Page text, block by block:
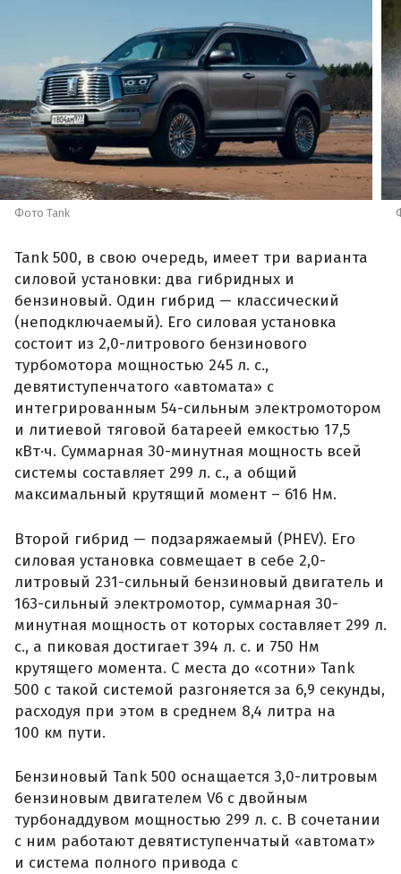
Фото Tank
Tank 500, в свою очередь, имеет три варианта
силовой установки: два гибридных и
бензиновый. Один гибрид — классический
(неподключаемый). Его силовая установка
состоит из 2,0-литрового бензинового
турбомотора мощностью 245 л. с.,
девятиступенчатого «автомата» с
интегрированным 54-сильным электромотором
и литиевой тяговой батареей емкостью 17,5
кВт·ч. Суммарная 30-минутная мощность всей
системы составляет 299 л. с., а общий
максимальный крутящий момент – 616 Нм.
Второй гибрид — подзаряжаемый (PHEV). Его
силовая установка совмещает в себе 2,0-
литровый 231-сильный бензиновый двигатель и
163-сильный электромотор, суммарная 30-
минутная мощность от которых составляет 299 л.
с., а пиковая достигает 394 л. с. и 750 Нм
крутящего момента. С места до «сотни» Tank
500 с такой системой разгоняется за 6,9 секунды,
расходуя при этом в среднем 8,4 литра на
100 км пути.
Бензиновый Tank 500 оснащается 3,0-литровым
бензиновым двигателем V6 с двойным
турбонаддувом мощностью 299 л. с. В сочетании
с ним работают девятиступенчатый «автомат»
и система полного привода с